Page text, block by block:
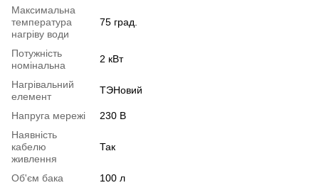
Максимальна
температура
нагріву води
75 град.
Потужність
номінальна
2 кВт
Нагрівальний
елемент
ТЭНовий
Напруга мережі
230 В
Наявність
кабелю
живлення
Так
Об'єм бака
100 л